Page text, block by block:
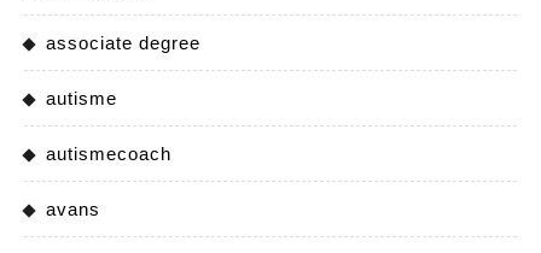
associate degree
autisme
autismecoach
avans